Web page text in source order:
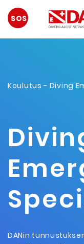
HÄTÄTILANNE
Koulutus - Diving
DANin